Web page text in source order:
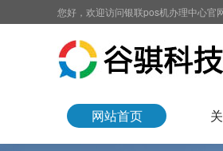
您好，欢迎访问银联pos机办理中心官
网站首页